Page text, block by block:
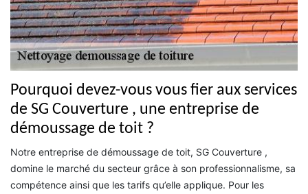
Pourquoi devez-vous vous fier aux services
de SG Couverture , une entreprise de
démoussage de toit ?
Notre entreprise de démoussage de toit, SG Couverture ,
domine le marché du secteur grâce à son professionnalisme, sa
compétence ainsi que les tarifs qu’elle applique. Pour les